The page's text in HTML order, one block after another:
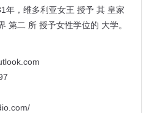
年， 维多利亚女王 授予 其 皇家
第二 所 授予女性学位的 大学。